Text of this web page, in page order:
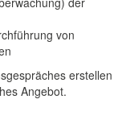
von
erstellen
Angebot.